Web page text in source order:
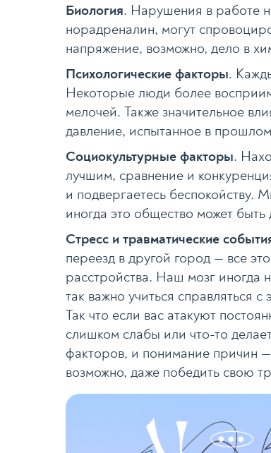
Биология. Нарушения в работе
норадреналин, могут
напряжение, возможно, дело в
Психологические факторы.
Некоторые люди более
мелочей. Также значительное
давление, испытанное в
Социокультурные факторы.
лучшим, сравнение и
и подвергаетесь беспокойству.
иногда это общество может
Стресс и травматические
переезд в другой город — все
расстройства. Наш мозг иногда
так важно учиться справляться с
Так что если вас атакуют
слишком слабы или что-то
факторов, и понимание причин
возможно, даже победить свою